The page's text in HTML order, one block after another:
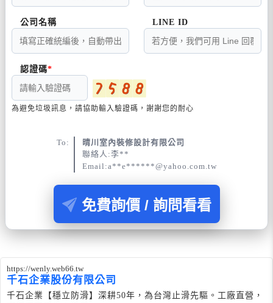
公司名稱 LINE ID
認證碼
為避免垃圾訊息，請協助輸入驗證碼，謝謝您的耐心
To:
晴川室內裝修設計有限公司
聯絡人:李**
Email:a**e******@yahoo.com.tw
免費詢價 / 詢問看看
https://wenly.web66.tw
千石企業股份有限公司
千石企業【穩立防滑】深耕50年，為台灣止滑先驅。工廠直營，